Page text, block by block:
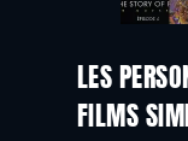
LES
FILMS